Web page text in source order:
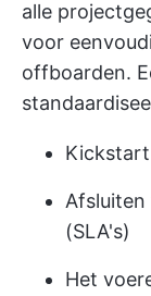
alle
voor
offboarden.
Afsluiten
(SLA's)
Het